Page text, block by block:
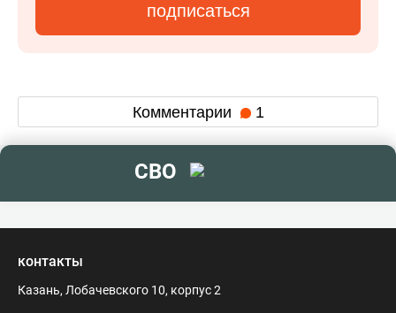
подписаться
Комментарии 1
СВО
контакты
Казань, Лобачевского 10, корпус 2